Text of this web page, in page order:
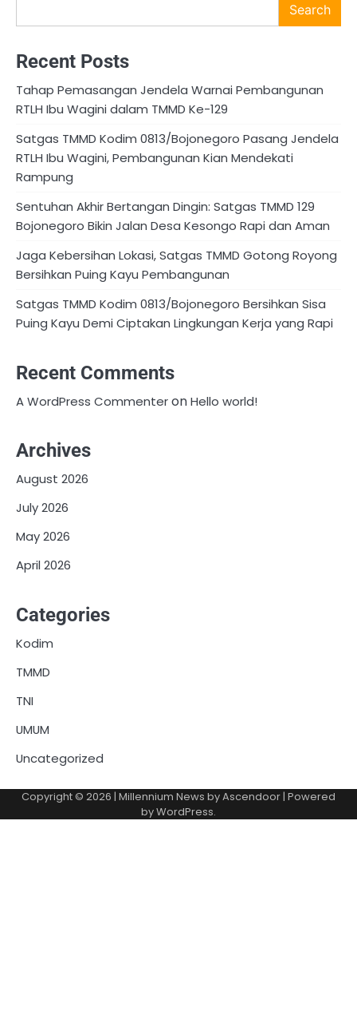
Search
Recent Posts
Tahap Pemasangan Jendela Warnai Pembangunan
RTLH Ibu Wagini dalam TMMD Ke-129
Satgas TMMD Kodim 0813/Bojonegoro Pasang Jendela
RTLH Ibu Wagini, Pembangunan Kian Mendekati
Rampung
Sentuhan Akhir Bertangan Dingin: Satgas TMMD 129
Bojonegoro Bikin Jalan Desa Kesongo Rapi dan Aman
Jaga Kebersihan Lokasi, Satgas TMMD Gotong Royong
Bersihkan Puing Kayu Pembangunan
Satgas TMMD Kodim 0813/Bojonegoro Bersihkan Sisa
Puing Kayu Demi Ciptakan Lingkungan Kerja yang Rapi
Recent Comments
A WordPress CommenteronHello world!
Archives
August 2026
July 2026
May 2026
April 2026
Categories
Kodim
TMMD
TNI
UMUM
Uncategorized
Copyright © 2026 | Millennium News byAscendoor| Powered
byWordPress.